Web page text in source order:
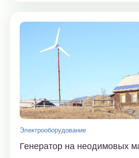
Электрооборудование
Генератор на неодимовых